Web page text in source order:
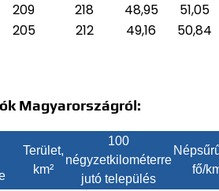
209 218 48,95
51,05
205 212 49,16 50,84
Magyarországról:
Terület,
km²
100
négyzetkilométerre
jutó település
fő/